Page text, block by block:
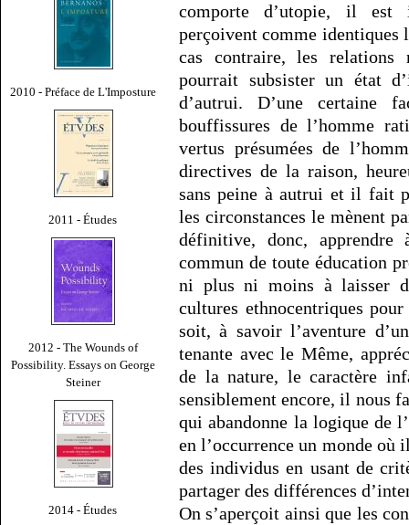
2010 - Préface de L'Imposture
2011 - Études
2012 - The Wounds of
Possibility. Essays on George
Steiner
2014 - Études
comporte d’utopie, il est
perçoivent comme identiques
cas contraire, les
pourrait subsister un état
d’autrui. D’une certaine
bouffissures de l’homme
vertus présumées de
directives de la raison,
sans peine à autrui et il fait
les circonstances le mènent
définitive, donc,
commun de toute éducation
ni plus ni moins à laisser
cultures ethnocentriques
soit, à savoir l’aventure
tenante avec le Même,
de la nature, le caractère
sensiblement encore, il nous
qui abandonne la logique de
en l’occurrence un monde
des individus en usant de
partager des différences
On s’aperçoit ainsi que les